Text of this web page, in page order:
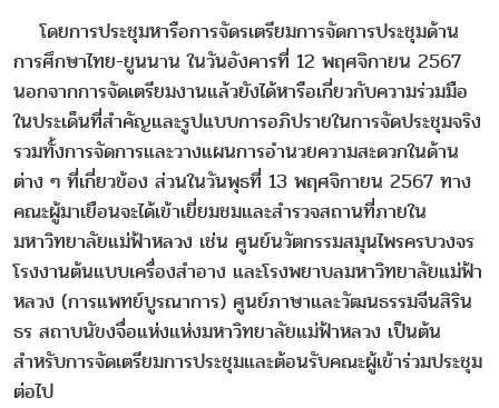
โดยการประชุมหารือการจัดรเตรียมการจัดการประชุมด้าน
การศึกษาไทย-ยูนนาน ในวันอังคารที่ 12 พฤศจิกายน 2567
นอกจากการจัดเตรียมงานแล้วยังได้หารือเกี่ยวกับความร่วมมือ
ในประเด็นที่สำคัญและรูปแบบการอภิปรายในการจัดประชุมจริง
รวมทั้งการจัดการและวางแผนการอำนวยความสะดวกในด้าน
ต่าง ๆ ที่เกี่ยวข้อง ส่วนในวันพุธที่ 13 พฤศจิกายน 2567 ทาง
คณะผู้มาเยือนจะได้เข้าเยี่ยมชมและสำรวจสถานที่ภายใน
มหาวิทยาลัยแม่ฟ้าหลวง เช่น ศูนย์นวัตกรรมสมุนไพรครบวงจร
โรงงานต้นแบบเครื่องสำอาง และโรงพยาบลมหาวิทยาลัยแม่ฟ้า
หลวง (การแพทย์บูรณาการ) ศูนย์ภาษาและวัฒนธรรมจีนสิริน
ธร สถาบนัขงจื่อแห่งแห่งมหาวิทยาลัยแม่ฟ้าหลวง เป็นต้น
สำหรับการจัดเตรียมการประชุมและต้อนรับคณะผู้เข้าร่วมประชุม
ต่อไป